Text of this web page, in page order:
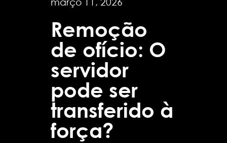
Remoção
de ofício: O
servidor
pode ser
transferido à
força?